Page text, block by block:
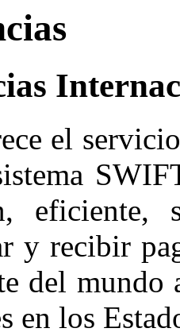
el
y recibir
del mundo
en los